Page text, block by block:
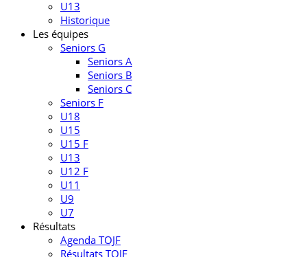
U13
Historique
Les équipes
Seniors G
Seniors A
Seniors B
Seniors C
Seniors F
U18
U15
U15 F
U13
U12 F
U11
U9
U7
Résultats
Agenda TOJF
Résultats TOJF